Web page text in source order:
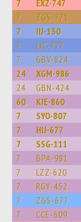
7 EXZ-747
7 ZGS-771
7 IIJ-150
7 LIC-777
7 GBV-824
24 XGM-986
24 GBN-424
60 KIE-860
7 SYO-807
7 HIJ-677
7 SSG-111
7 BPA-981
7 LZZ-620
7 RGY-452
7 ZGS-677
7 CCE-609